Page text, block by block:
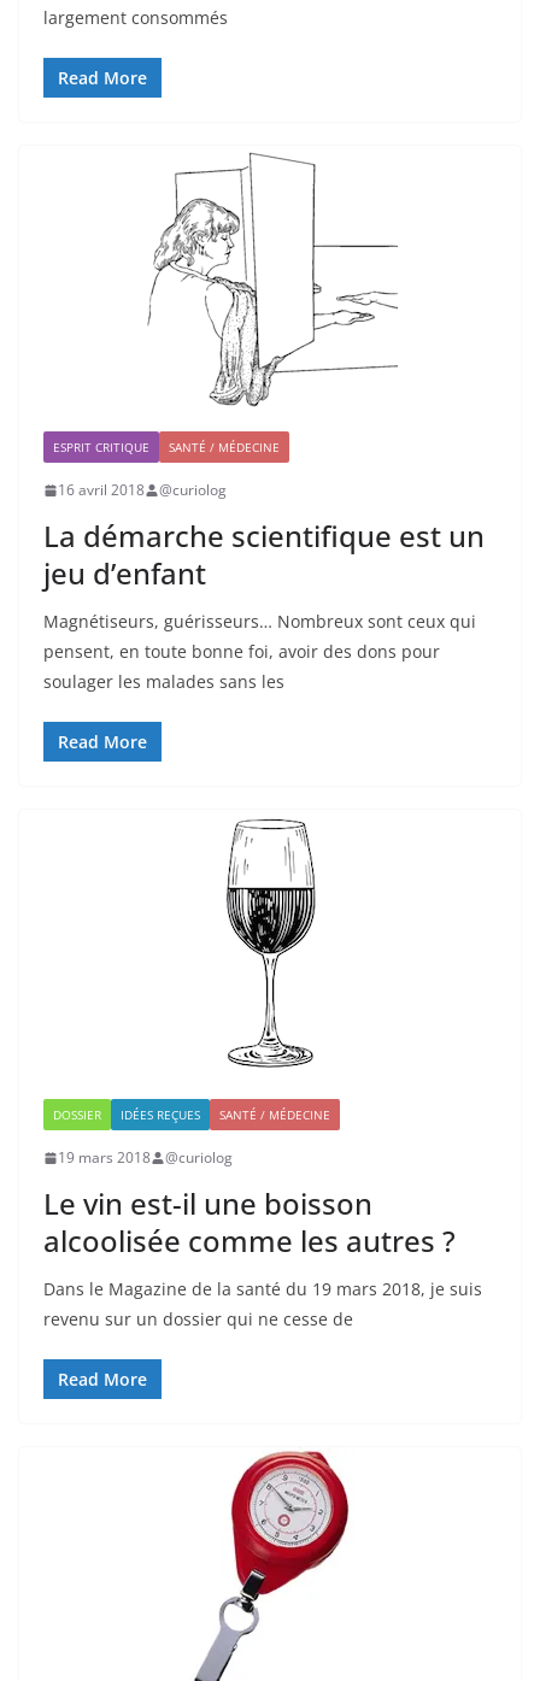
largement consommés
Read More
ESPRIT CRITIQUE SANTÉ / MÉDECINE
16 avril 2018 @curiolog
La démarche scientifique est un
jeu d’enfant
Magnétiseurs, guérisseurs… Nombreux sont ceux qui
pensent, en toute bonne foi, avoir des dons pour
soulager les malades sans les
Read More
DOSSIER IDÉES REÇUES SANTÉ / MÉDECINE
19 mars 2018 @curiolog
Le vin est-il une boisson
alcoolisée comme les autres ?
Dans le Magazine de la santé du 19 mars 2018, je suis
revenu sur un dossier qui ne cesse de
Read More